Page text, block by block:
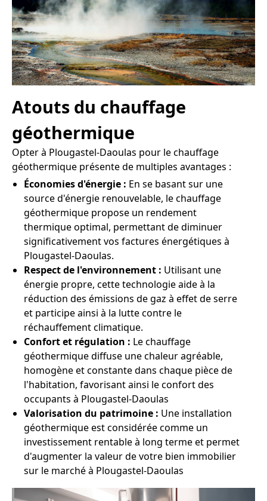
Atouts du chauffage
géothermique
Opter à Plougastel-Daoulas pour le chauffage
géothermique présente de multiples avantages :
Économies d'énergie : En se basant sur une
source d'énergie renouvelable, le chauffage
géothermique propose un rendement
thermique optimal, permettant de diminuer
significativement vos factures énergétiques à
Plougastel-Daoulas.
Respect de l'environnement : Utilisant une
énergie propre, cette technologie aide à la
réduction des émissions de gaz à effet de serre
et participe ainsi à la lutte contre le
réchauffement climatique.
Confort et régulation : Le chauffage
géothermique diffuse une chaleur agréable,
homogène et constante dans chaque pièce de
l'habitation, favorisant ainsi le confort des
occupants à Plougastel-Daoulas
Valorisation du patrimoine : Une installation
géothermique est considérée comme un
investissement rentable à long terme et permet
d'augmenter la valeur de votre bien immobilier
sur le marché à Plougastel-Daoulas